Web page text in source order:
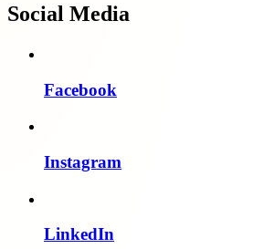
Social Media
Facebook
Instagram
LinkedIn